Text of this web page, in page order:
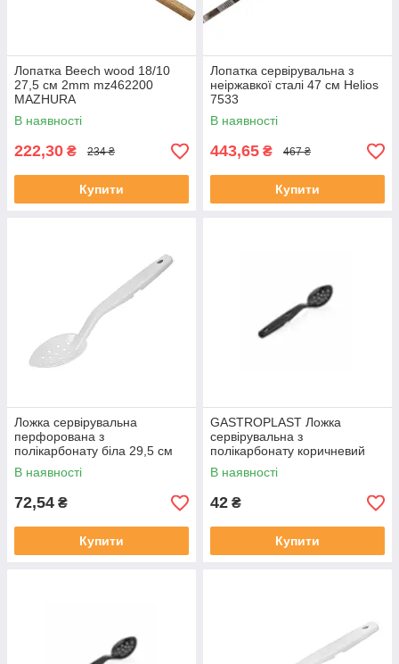
Лопатка Beech wood 18/10
27,5 см 2mm mz462200
MAZHURA
В наявності
222,30 ₴ 234 ₴
Купити
Лопатка сервірувальна з
неіржавкої сталі 47 см Helios
7533
В наявності
443,65 ₴ 467 ₴
Купити
Ложка сервірувальна
перфорована з
полікарбонату біла 29,5 см
В наявності
72,54 ₴
Купити
GASTROPLAST Ложка
сервірувальна з
полікарбонату коричневий
(перфорованого)
В наявності
42 ₴
Купити